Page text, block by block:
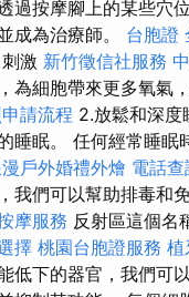
過按摩腳上的某些穴
成為治療師。 台胞證
刺激 新竹徵信社服務
為細胞帶來更多氧氣
請流程 2.放鬆和深度
睡眠。 任何經常睡
戶外婚禮外燴 電話
我們可以幫助排毒和
摩服務 反射區這個名
擇 桃園台胞證服務 植
低下的器官，我們可